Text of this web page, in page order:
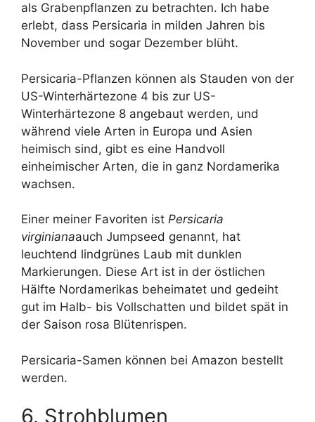
als Grabenpflanzen zu betrachten. Ich habe
erlebt, dass Persicaria in milden Jahren bis
November und sogar Dezember blüht.
Persicaria-Pflanzen können als Stauden von der
US-Winterhärtezone 4 bis zur US-
Winterhärtezone 8 angebaut werden, und
während viele Arten in Europa und Asien
heimisch sind, gibt es eine Handvoll
einheimischer Arten, die in ganz Nordamerika
wachsen.
Einer meiner Favoriten ist Persicaria
virginianaauch Jumpseed genannt, hat
leuchtend lindgrünes Laub mit dunklen
Markierungen. Diese Art ist in der östlichen
Hälfte Nordamerikas beheimatet und gedeiht
gut im Halb- bis Vollschatten und bildet spät in
der Saison rosa Blütenrispen.
Persicaria-Samen können bei Amazon bestellt
werden.
6. Strohblumen